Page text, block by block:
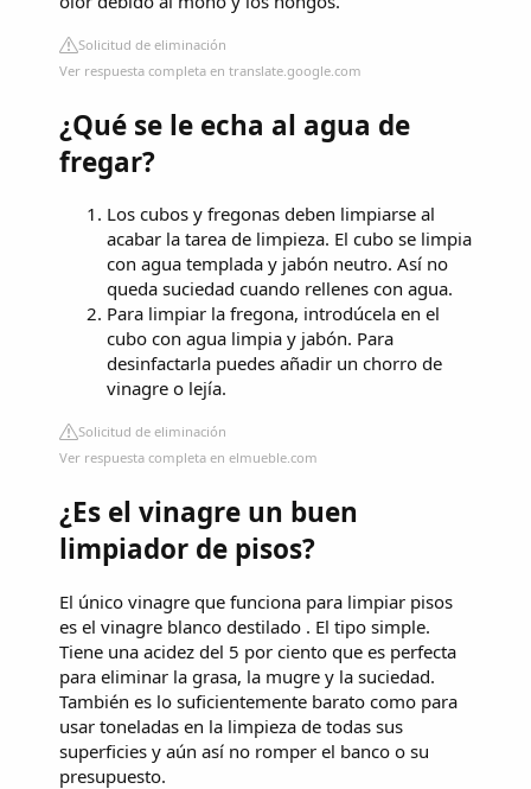
Solicitud de eliminación
Ver respuesta completa en translate.google.com
¿Qué se le echa al agua de
fregar?
Los cubos y fregonas deben limpiarse al
acabar la tarea de limpieza. El cubo se limpia
con agua templada y jabón neutro. Así no
queda suciedad cuando rellenes con agua.
Para limpiar la fregona, introdúcela en el
cubo con agua limpia y jabón. Para
desinfactarla puedes añadir un chorro de
vinagre o lejía.
Solicitud de eliminación
Ver respuesta completa en elmueble.com
¿Es el vinagre un buen
limpiador de pisos?
El único vinagre que funciona para limpiar pisos
es el vinagre blanco destilado . El tipo simple.
Tiene una acidez del 5 por ciento que es perfecta
para eliminar la grasa, la mugre y la suciedad.
También es lo suficientemente barato como para
usar toneladas en la limpieza de todas sus
superficies y aún así no romper el banco o su
presupuesto.